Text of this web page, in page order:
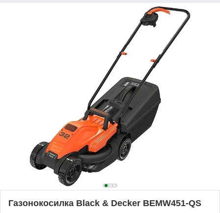
Газонокосилка Black & Decker BEMW451-QS